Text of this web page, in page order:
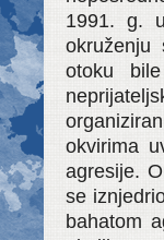
1991. g.
okruženju
otoku
okvirima
agresije.
se
bahatom